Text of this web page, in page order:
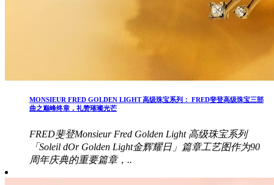
MONSIEUR FRED GOLDEN LIGHT 高级珠宝系列： FRED斐登高级珠宝三部
曲之巅峰终章，礼赞璀璨光芒
FRED斐登Monsieur Fred Golden Light 高级珠宝系列
「Soleil dOr Golden Light金辉耀日」篇章工艺图作为90
周年庆典的重要篇章，..